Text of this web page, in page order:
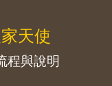
天使
程與說明